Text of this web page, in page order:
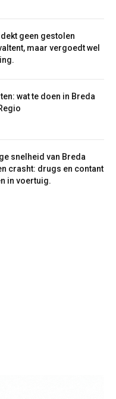
geen gestolen
maar vergoedt wel
wat te doen in Breda
snelheid van Breda
crasht: drugs en contant
in voertuig.